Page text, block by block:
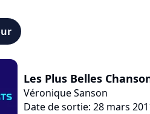
Les Plus Belles
Véronique Sanson
Date de sortie: 28 mars